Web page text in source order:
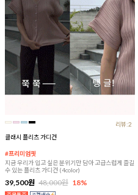
리뷰:2
클래시 플리츠 가디건
#프리미엄핏
지금 우리가 입고 싶은 분위기만 담아 고급스럽게 즐길
수 있는 플리츠 가디건 (4color)
39,500원 48,000원 18%